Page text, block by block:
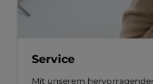
Service
Mit unserem